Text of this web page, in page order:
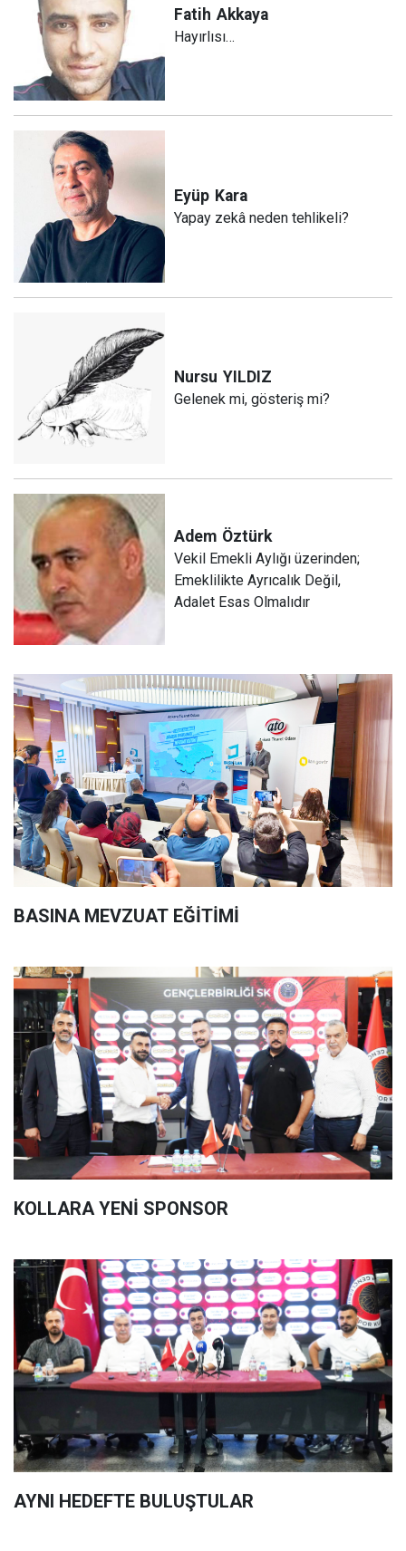
Fatih Akkaya
Hayırlısı…
Eyüp Kara
Yapay zekâ neden tehlikeli?
Nursu YILDIZ
Gelenek mi, gösteriş mi?
Adem Öztürk
Vekil Emekli Aylığı üzerinden;
Emeklilikte Ayrıcalık Değil,
Adalet Esas Olmalıdır
BASINA MEVZUAT EĞİTİMİ
KOLLARA YENİ SPONSOR
AYNI HEDEFTE BULUŞTULAR